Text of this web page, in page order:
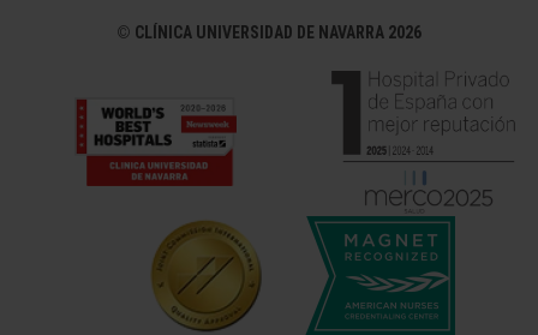
© CLÍNICA UNIVERSIDAD DE NAVARRA 2026